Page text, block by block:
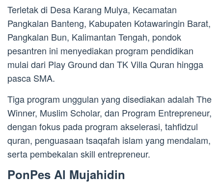
Terletak di Desa Karang Mulya, Kecamatan
Pangkalan Banteng, Kabupaten Kotawaringin Barat,
Pangkalan Bun, Kalimantan Tengah, pondok
pesantren ini menyediakan program pendidikan
mulai dari Play Ground dan TK Villa Quran hingga
pasca SMA.
Tiga program unggulan yang disediakan adalah The
Winner, Muslim Scholar, dan Program Entrepreneur,
dengan fokus pada program akselerasi, tahfidzul
quran, penguasaan tsaqafah islam yang mendalam,
serta pembekalan skill entrepreneur.
PonPes Al Mujahidin